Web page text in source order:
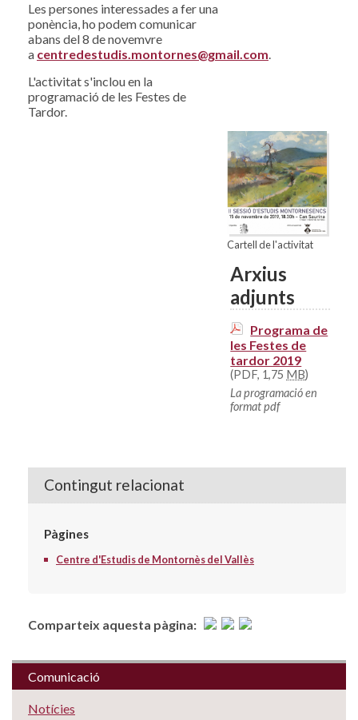
Les persones interessades a fer una
ponència, ho podem comunicar
abans del 8 de novemvre
a centredestudis.montornes@gmail.com.
L'activitat s'inclou en la
programació de les Festes de
Tardor.
Cartell de l'activitat
Arxius
adjunts
Programa de
les Festes de
tardor 2019
(PDF, 1,75 MB)
La programació en
format pdf
Contingut relacionat
Pàgines
Centre d'Estudis de Montornès del Vallès
Comparteix aquesta pàgina:
Comunicació
Notícies